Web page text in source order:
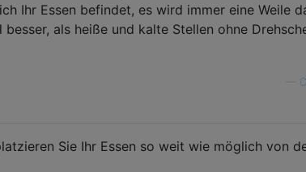
Ihr Essen befindet, es wird immer eine Weile
als heiße und kalte Stellen ohne
Sie Ihr Essen so weit wie möglich von